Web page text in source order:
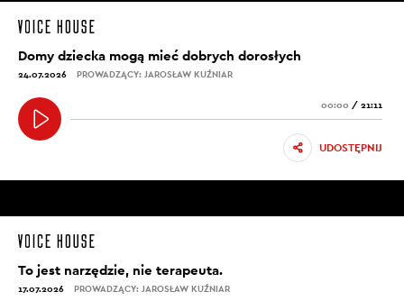
Domy dziecka mogą mieć dobrych dorosłych
24.07.2026 PROWADZĄCY: JAROSŁAW KUŹNIAR
00:00 / 21:11
UDOSTĘPNIJ
To jest narzędzie, nie terapeuta.
17.07.2026 PROWADZĄCY: JAROSŁAW KUŹNIAR